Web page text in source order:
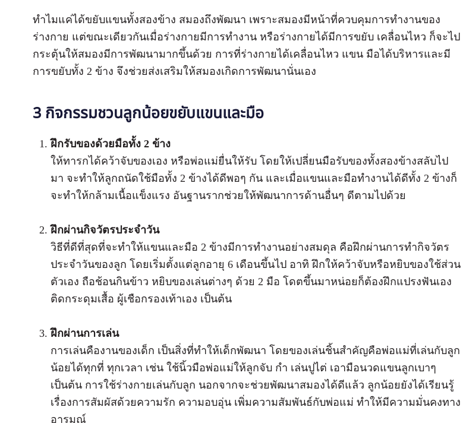
ทำไมแค่ได้ขยับแขนทั้งสองข้าง สมองถึงพัฒนา เพราะสมองมีหน้าที่ควบคุมการทำงานของ
ร่างกาย แต่ขณะเดียวกันเมื่อร่างกายมีการทำงาน หรือร่างกายได้มีการขยับ เคลื่อนไหว ก็จะไป
กระตุ้นให้สมองมีการพัฒนามากขึ้นด้วย การที่ร่างกายได้เคลื่อนไหว แขน มือได้บริหารและมี
การขยับทั้ง 2 ข้าง จึงช่วยส่งเสริมให้สมองเกิดการพัฒนานั่นเอง
3 กิจกรรมชวนลูกน้อยขยับแขนและมือ
ฝึกรับของด้วยมือทั้ง 2 ข้าง
ให้ทารกได้คว้าจับของเอง หรือพ่อแม่ยื่นให้รับ โดยให้เปลี่ยนมือรับของทั้งสองข้างสลับไป
มา จะทำให้ลูกถนัดใช้มือทั้ง 2 ข้างได้ดีพอๆ กัน และเมื่อแขนและมือทำงานได้ดีทั้ง 2 ข้างก็
จะทำให้กล้ามเนื้อแข็งแรง อันฐานรากช่วยให้พัฒนาการด้านอื่นๆ ดีตามไปด้วย
ฝึกผ่านกิจวัตรประจำวัน
วิธีที่ดีที่สุดที่จะทำให้แขนและมือ 2 ข้างมีการทำงานอย่างสมดุล คือฝึกผ่านการทำกิจวัตร
ประจำวันของลูก โดยเริ่มตั้งแต่ลูกอายุ 6 เดือนขึ้นไป อาทิ ฝึกให้คว้าจับหรือหยิบของใช้ส่วน
ตัวเอง ถือช้อนกินข้าว หยิบของเล่นต่างๆ ด้วย 2 มือ โดตขึ้นมาหน่อยก็ต้องฝึกแปรงฟันเอง
ติดกระดุมเสื้อ ผู้เชือกรองเท้าเอง เป็นต้น
ฝึกผ่านการเล่น
การเล่นคืองานของเด็ก เป็นสิ่งที่ทำให้เด็กพัฒนา โดยของเล่นชิ้นสำคัญคือพ่อแม่ที่เล่นกับลูก
น้อยได้ทุกที่ ทุกเวลา เช่น ใช้นิ้วมือพ่อแม่ให้ลูกจับ กำ เล่นปูไต่ เอามือนวดแขนลูกเบาๆ
เป็นต้น การใช้ร่างกายเล่นกับลูก นอกจากจะช่วยพัฒนาสมองได้ดีแล้ว ลูกน้อยยังได้เรียนรู้
เรื่องการสัมผัสด้วยความรัก ความอบอุ่น เพิ่มความสัมพันธ์กับพ่อแม่ ทำให้มีความมั่นคงทาง
อารมณ์